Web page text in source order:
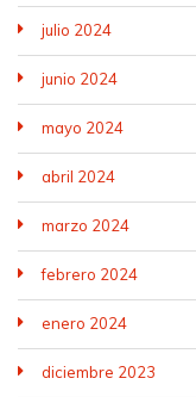
julio 2024
junio 2024
mayo 2024
abril 2024
marzo 2024
febrero 2024
enero 2024
diciembre 2023